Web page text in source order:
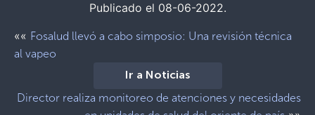
Publicado el 08-06-2022.
«« Fosalud llevó a cabo simposio: Una revisión técnica
al vapeo
Ir a Noticias
Director realiza monitoreo de atenciones y necesidades